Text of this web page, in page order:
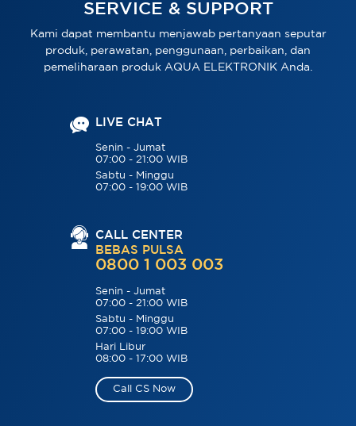
SERVICE & SUPPORT
Kami dapat membantu menjawab pertanyaan seputar
produk, perawatan, penggunaan, perbaikan, dan
pemeliharaan produk AQUA ELEKTRONIK Anda.
LIVE CHAT
Senin - Jumat
07:00 - 21:00 WIB
Sabtu - Minggu
07:00 - 19:00 WIB
CALL CENTER
BEBAS PULSA
0800 1 003 003
Senin - Jumat
07:00 - 21:00 WIB
Sabtu - Minggu
07:00 - 19:00 WIB
Hari Libur
08:00 - 17:00 WIB
Call CS Now